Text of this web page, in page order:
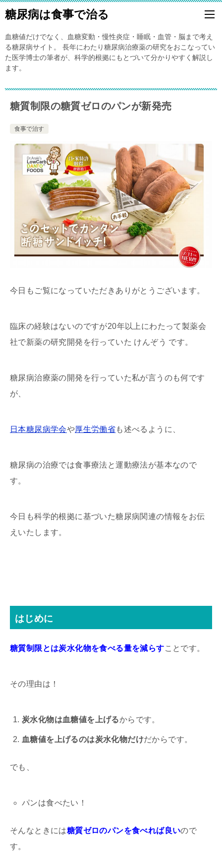
糖尿病は食事で治る
血糖値だけでなく、血糖変動・慢性炎症・睡眠・血管・脳まで考え
る糖尿病サイト。 長年にわたり糖尿病治療薬の研究をおこなってい
た医学博士の筆者が、科学的根拠にもとづいて分かりやすく解説し
ます。
糖質制限の糖質ゼロのパンが新発売
食事で治す
今日もご覧になっていただきありがとうございます。
臨床の経験はないのですが20年以上にわたって製薬会
社で新薬の研究開発を行っていた けんぞう です。
糖尿病治療薬の開発を行っていた私が言うのも何です
が、
日本糖尿病学会や厚生労働省も述べるように、
糖尿病の治療では食事療法と運動療法が基本なので
す。
今日も科学的根拠に基づいた糖尿病関連の情報をお伝
えいたします。
はじめに
糖質制限とは炭水化物を食べる量を減らすことです。
その理由は！
炭水化物は血糖値を上げるからです。
血糖値を上げるのは炭水化物だけだからです。
でも、
パンは食べたい！
そんなときには糖質ゼロのパンを食べれば良いので
す。